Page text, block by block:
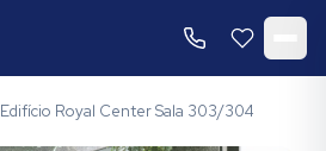
Edifício Royal Center Sala 303/304